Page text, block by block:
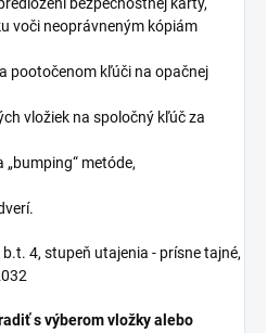
bezpečnostnej karty,
voči neoprávneným kópiám
pootočenom kľúči na opačnej
vložiek na spoločný kľúč za
metóde,
4, stupeň utajenia - prísne tajné,
s výberom vložky alebo